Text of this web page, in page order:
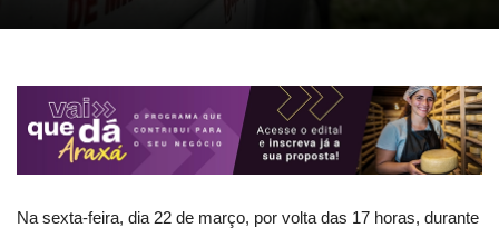
Na sexta-feira, dia 22 de março, por volta das 17 horas, durante